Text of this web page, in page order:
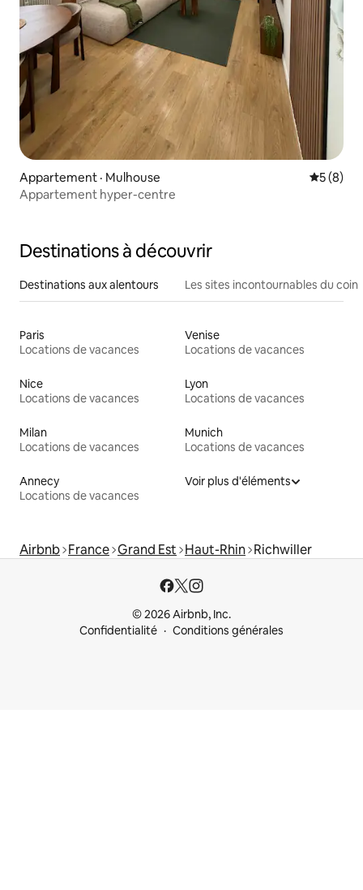
Appartement · Mulhouse Note
5 (8)
Appartement hyper-centre
Destinations à découvrir
Destinations aux alentours Les sites incontournables du coin
Paris
Locations de vacances
Venise
Locations de vacances
Nice
Locations de vacances
Lyon
Locations de vacances
Milan
Locations de vacances
Munich
Locations de vacances
Annecy
Locations de vacances
Voir plus d'éléments
Airbnb France Grand Est Haut-Rhin Richwiller
© 2026 Airbnb, Inc.
Confidentialité
Conditions générales